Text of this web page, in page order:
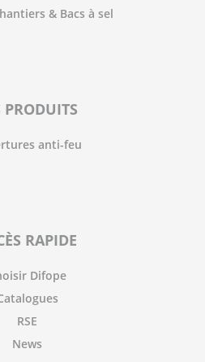
& Bacs à sel
PRODUITS
anti-feu
RAPIDE
Difope
RSE
News